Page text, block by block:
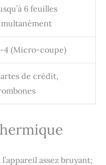
pour éviter les
de papier et la
ce qui assure
fiable
machine et
sa durée de vie
6 feuilles
4 (Micro-coupe)
de crédit,
assez bruyant;